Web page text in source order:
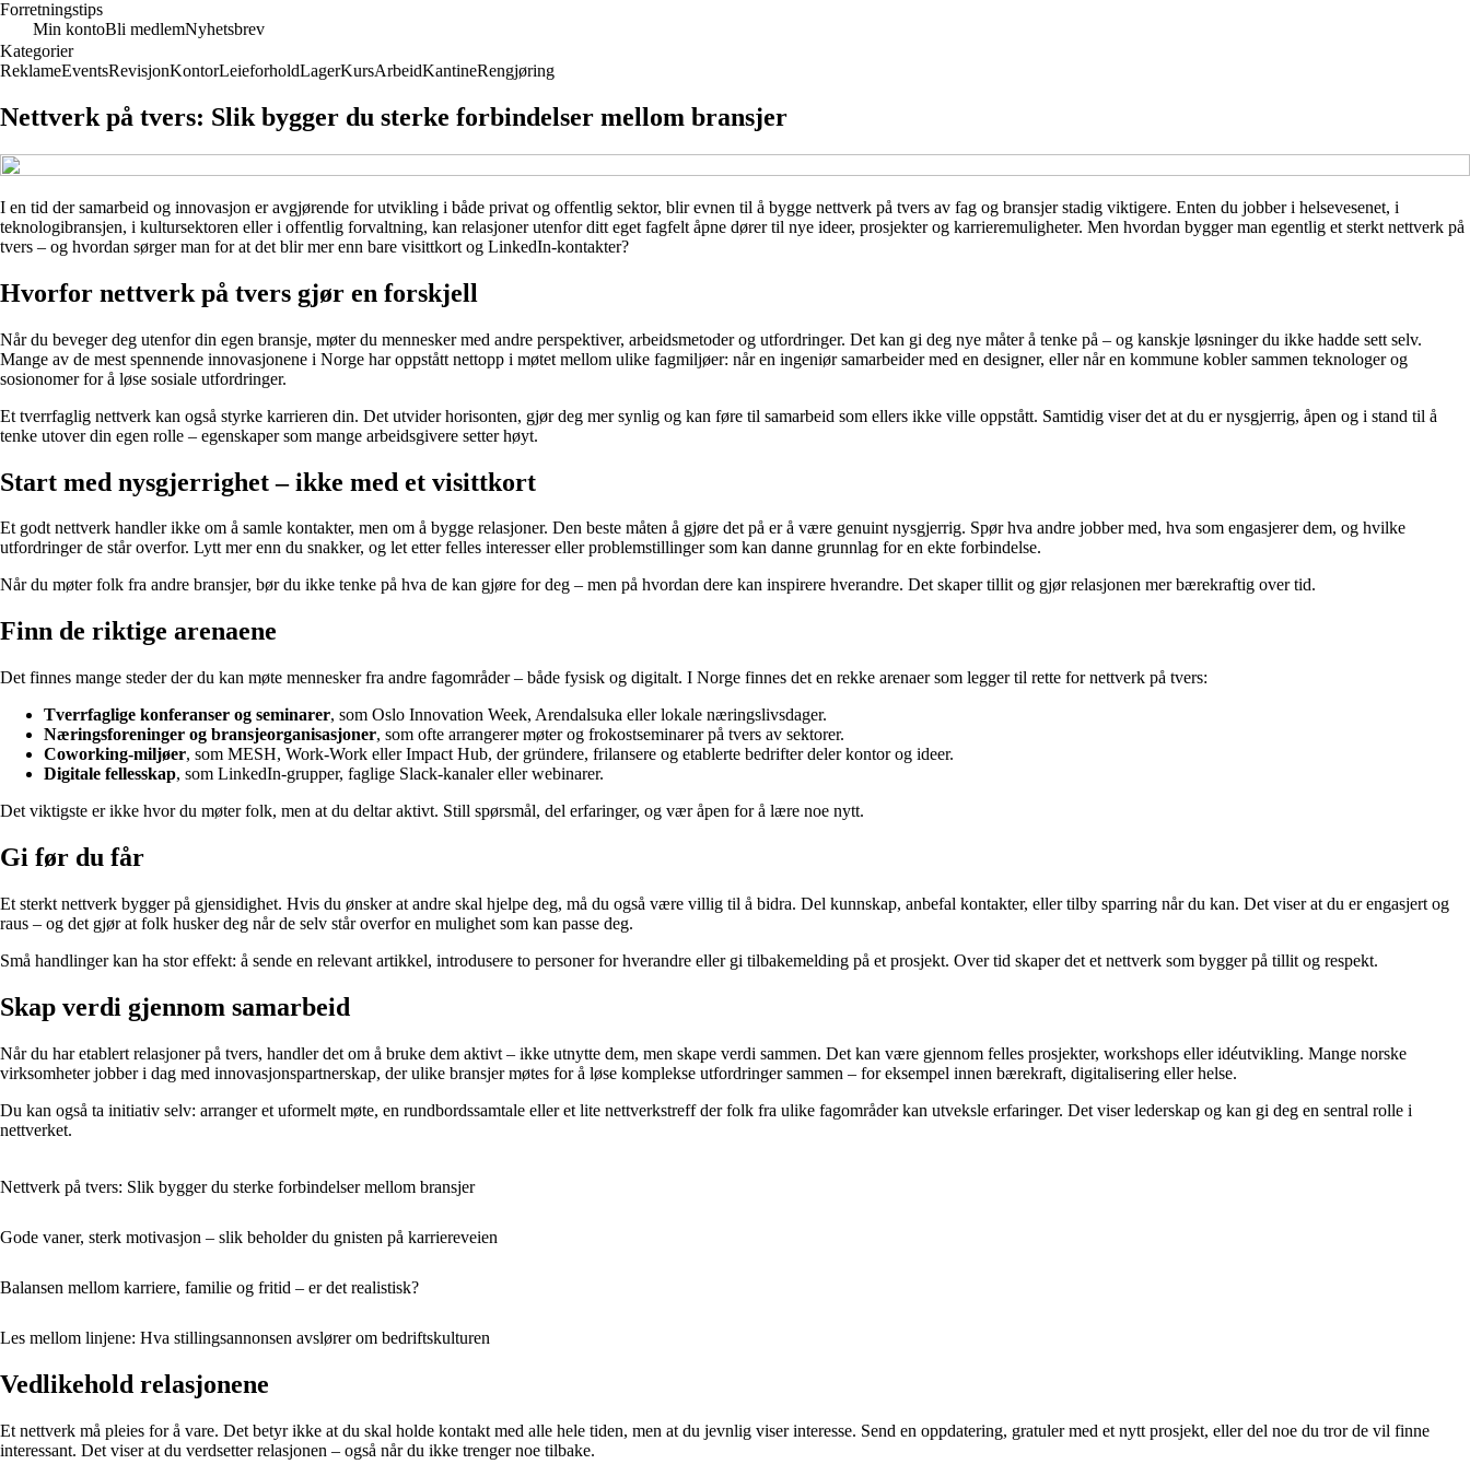
Forretningstips
Min kontoBli medlemNyhetsbrev
Kategorier
ReklameEventsRevisjonKontorLeieforholdLagerKursArbeidKantineRengjøring
Nettverk på tvers: Slik bygger du sterke forbindelser mellom bransjer
I en tid der samarbeid og innovasjon er avgjørende for utvikling i både privat og offentlig sektor, blir evnen til å bygge nettverk på tvers av fag og bransjer stadig viktigere. Enten du jobber i helsevesenet, i
teknologibransjen, i kultursektoren eller i offentlig forvaltning, kan relasjoner utenfor ditt eget fagfelt åpne dører til nye ideer, prosjekter og karrieremuligheter. Men hvordan bygger man egentlig et sterkt nettverk på
tvers – og hvordan sørger man for at det blir mer enn bare visittkort og LinkedIn-kontakter?
Hvorfor nettverk på tvers gjør en forskjell
Når du beveger deg utenfor din egen bransje, møter du mennesker med andre perspektiver, arbeidsmetoder og utfordringer. Det kan gi deg nye måter å tenke på – og kanskje løsninger du ikke hadde sett selv.
Mange av de mest spennende innovasjonene i Norge har oppstått nettopp i møtet mellom ulike fagmiljøer: når en ingeniør samarbeider med en designer, eller når en kommune kobler sammen teknologer og
sosionomer for å løse sosiale utfordringer.
Et tverrfaglig nettverk kan også styrke karrieren din. Det utvider horisonten, gjør deg mer synlig og kan føre til samarbeid som ellers ikke ville oppstått. Samtidig viser det at du er nysgjerrig, åpen og i stand til å
tenke utover din egen rolle – egenskaper som mange arbeidsgivere setter høyt.
Start med nysgjerrighet – ikke med et visittkort
Et godt nettverk handler ikke om å samle kontakter, men om å bygge relasjoner. Den beste måten å gjøre det på er å være genuint nysgjerrig. Spør hva andre jobber med, hva som engasjerer dem, og hvilke
utfordringer de står overfor. Lytt mer enn du snakker, og let etter felles interesser eller problemstillinger som kan danne grunnlag for en ekte forbindelse.
Når du møter folk fra andre bransjer, bør du ikke tenke på hva de kan gjøre for deg – men på hvordan dere kan inspirere hverandre. Det skaper tillit og gjør relasjonen mer bærekraftig over tid.
Finn de riktige arenaene
Det finnes mange steder der du kan møte mennesker fra andre fagområder – både fysisk og digitalt. I Norge finnes det en rekke arenaer som legger til rette for nettverk på tvers:
Tverrfaglige konferanser og seminarer, som Oslo Innovation Week, Arendalsuka eller lokale næringslivsdager.
Næringsforeninger og bransjeorganisasjoner, som ofte arrangerer møter og frokostseminarer på tvers av sektorer.
Coworking-miljøer, som MESH, Work-Work eller Impact Hub, der gründere, frilansere og etablerte bedrifter deler kontor og ideer.
Digitale fellesskap, som LinkedIn-grupper, faglige Slack-kanaler eller webinarer.
Det viktigste er ikke hvor du møter folk, men at du deltar aktivt. Still spørsmål, del erfaringer, og vær åpen for å lære noe nytt.
Gi før du får
Et sterkt nettverk bygger på gjensidighet. Hvis du ønsker at andre skal hjelpe deg, må du også være villig til å bidra. Del kunnskap, anbefal kontakter, eller tilby sparring når du kan. Det viser at du er engasjert og
raus – og det gjør at folk husker deg når de selv står overfor en mulighet som kan passe deg.
Små handlinger kan ha stor effekt: å sende en relevant artikkel, introdusere to personer for hverandre eller gi tilbakemelding på et prosjekt. Over tid skaper det et nettverk som bygger på tillit og respekt.
Skap verdi gjennom samarbeid
Når du har etablert relasjoner på tvers, handler det om å bruke dem aktivt – ikke utnytte dem, men skape verdi sammen. Det kan være gjennom felles prosjekter, workshops eller idéutvikling. Mange norske
virksomheter jobber i dag med innovasjonspartnerskap, der ulike bransjer møtes for å løse komplekse utfordringer sammen – for eksempel innen bærekraft, digitalisering eller helse.
Du kan også ta initiativ selv: arranger et uformelt møte, en rundbordssamtale eller et lite nettverkstreff der folk fra ulike fagområder kan utveksle erfaringer. Det viser lederskap og kan gi deg en sentral rolle i
nettverket.
Nettverk på tvers: Slik bygger du sterke forbindelser mellom bransjer
Gode vaner, sterk motivasjon – slik beholder du gnisten på karriereveien
Balansen mellom karriere, familie og fritid – er det realistisk?
Les mellom linjene: Hva stillingsannonsen avslører om bedriftskulturen
Vedlikehold relasjonene
Et nettverk må pleies for å vare. Det betyr ikke at du skal holde kontakt med alle hele tiden, men at du jevnlig viser interesse. Send en oppdatering, gratuler med et nytt prosjekt, eller del noe du tror de vil finne
interessant. Det viser at du verdsetter relasjonen – også når du ikke trenger noe tilbake.